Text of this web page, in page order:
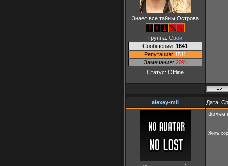
Знает все тайны Острова
Группа: Свои
Сообщений: 1641
Репутация: 1511
Замечания: 20%
Статус: Offline
alexey-mil Дата:
Фильм
Жить